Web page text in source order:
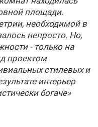
площади.
необходимой в
непросто. Но,
- только на
проектом
стилевых и
интерьер
богаче»